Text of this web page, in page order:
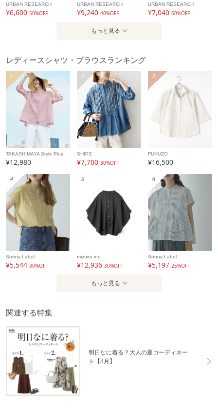
URBAN RESEARCH
¥6,600 50%OFF
URBAN RESEARCH
¥9,240 40%OFF
URBAN RESEARCH
¥7,040 60%OFF
もっと見る
レディースシャツ・ブラウスランキング
1
TAKASHIMAYA Style Plus
¥12,980
2
SHIPS
¥7,70030%OFF
3
FUKUZO
¥16,500
4
Sonny Label
¥5,544 30%OFF
5
mizuiro ind
¥12,93630%OFF
6
Sonny Label
¥5,19725%OFF
もっと見る
関連する特集
明日なに着る？大人の夏コーディネー
ト【8月】